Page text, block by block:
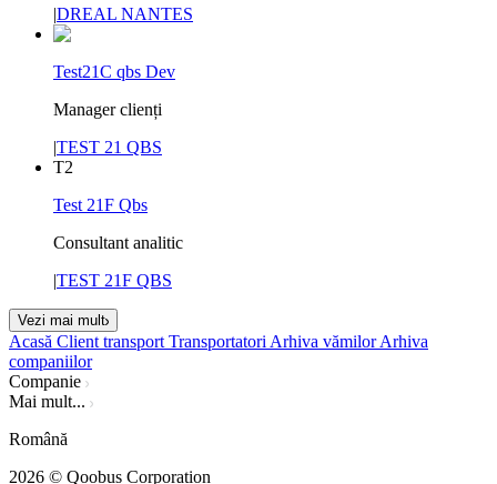
|DREAL NANTES
Test21C qbs Dev
Manager clienți
|TEST 21 QBS
T2
Test 21F Qbs
Consultant analitic
|TEST 21F QBS
Vezi mai mult
Acasă Client transport Transportatori Arhiva vămilor Arhiva
companiilor
Companie
Mai mult...
Română
2026 © Qoobus Corporation